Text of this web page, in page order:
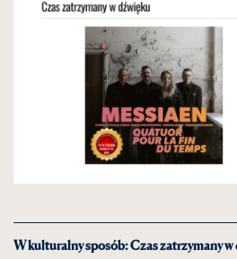
W kulturalny sposób: Czas zatrzymany